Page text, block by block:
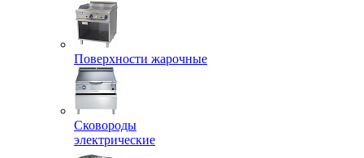
Поверхности жарочные
Сковороды
электрические